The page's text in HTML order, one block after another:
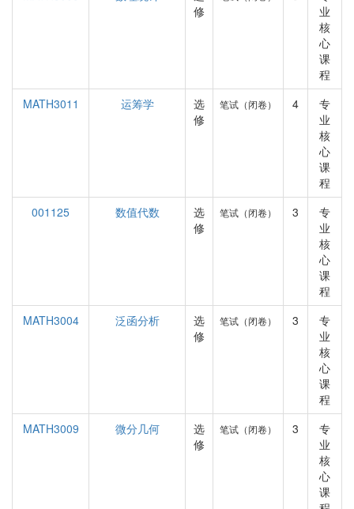
修
业
核
心
课
程
MATH3011
运筹学
选
修
笔试（闭卷） 4
专
业
核
心
课
程
001125
数值代数
选
修
笔试（闭卷） 3
专
业
核
心
课
程
MATH3004
泛函分析
选
修
笔试（闭卷） 3
专
业
核
心
课
程
MATH3009
微分几何
选
修
笔试（闭卷） 3
专
业
核
心
课